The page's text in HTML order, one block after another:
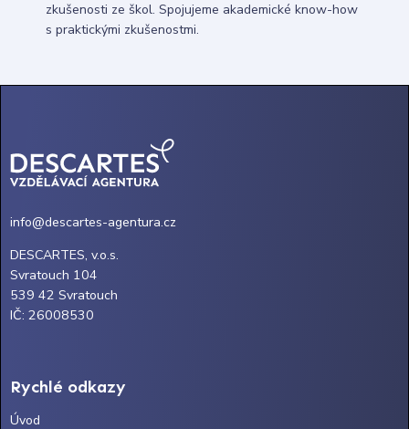
zkušenosti ze škol. Spojujeme akademické know-how
s praktickými zkušenostmi.
info@descartes-agentura.cz
DESCARTES, v.o.s.
Svratouch 104
539 42 Svratouch
IČ: 26008530
Rychlé odkazy
Úvod